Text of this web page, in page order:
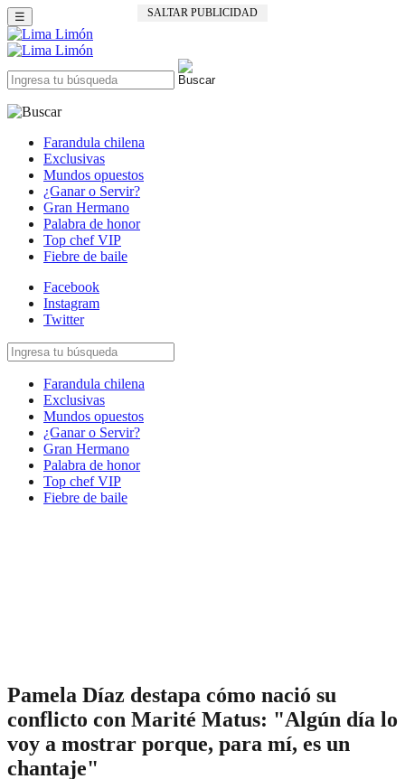
SALTAR PUBLICIDAD
☰
Farandula chilena
Exclusivas
Mundos opuestos
¿Ganar o Servir?
Gran Hermano
Palabra de honor
Top chef VIP
Fiebre de baile
Facebook
Instagram
Twitter
Farandula chilena
Exclusivas
Mundos opuestos
¿Ganar o Servir?
Gran Hermano
Palabra de honor
Top chef VIP
Fiebre de baile
Pamela Díaz destapa cómo nació su
conflicto con Marité Matus: "Algún día lo
voy a mostrar porque, para mí, es un
chantaje"